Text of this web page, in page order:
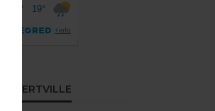
ALBERTVILLE